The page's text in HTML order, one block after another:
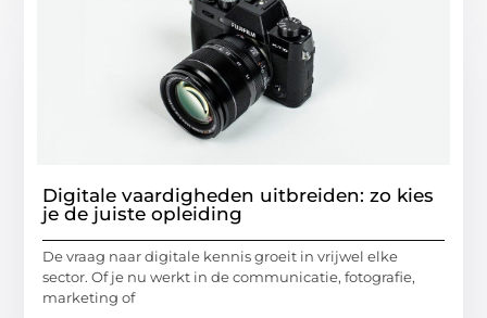
Digitale vaardigheden uitbreiden: zo kies
je de juiste opleiding
De vraag naar digitale kennis groeit in vrijwel elke
sector. Of je nu werkt in de communicatie, fotografie,
marketing of